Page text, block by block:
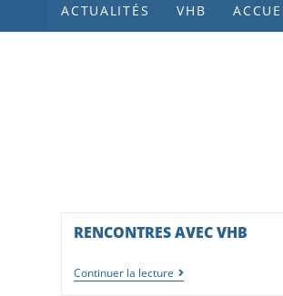
ACTUALITÉS VHB
RENCONTRES AVEC VHB
Continuer la lecture